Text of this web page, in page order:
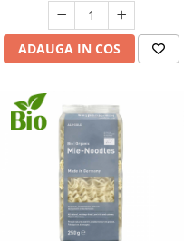
ADAUGA IN COS